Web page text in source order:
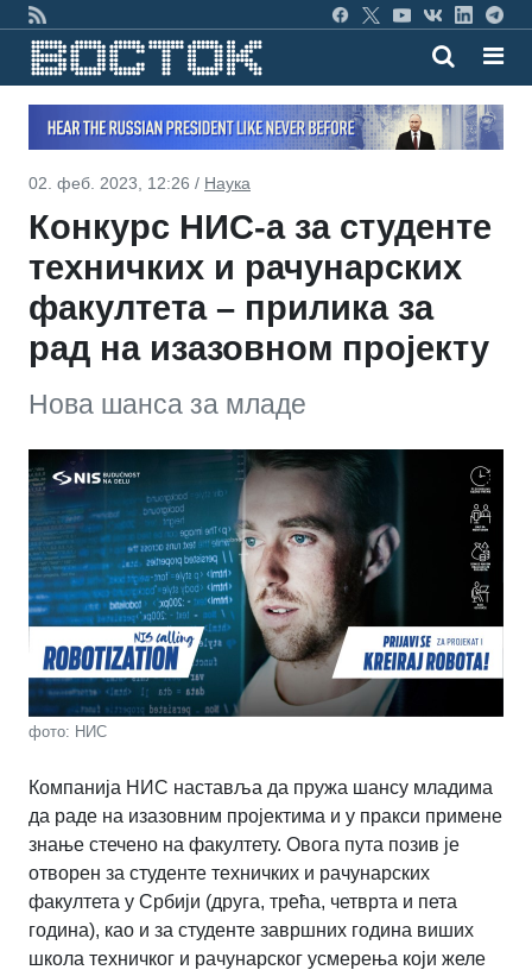
02. феб. 2023, 12:26 / Наука
Конкурс НИС-а за студенте
техничких и рачунарских
факултета – прилика за
рад на изазовном пројекту
Нова шанса за младе
фото: НИС
Компанија НИС наставља да пружа шансу младима
да раде на изазовним пројектима и у пракси примене
знање стечено на факултету. Овога пута позив је
отворен за студенте техничких и рачунарских
факултета у Србији (друга, трећа, четврта и пета
година), као и за студенте завршних година виших
школа техничког и рачунарског усмерења који желе